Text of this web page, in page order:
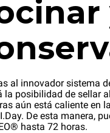
al innovador sistema
la posibilidad de sellar
aún está caliente en
De esta manera,
hasta 72 horas.